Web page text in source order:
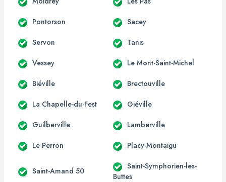
Pontorson Sacey
Servon Tanis
Vessey Le Mont-Saint-Michel
Biéville Brectouville
La Chapelle-du-Fest Giéville
Guilberville Lamberville
Le Perron Placy-Montaigu
Saint-Amand 50
Saint-Symphorien-les-
Buttes